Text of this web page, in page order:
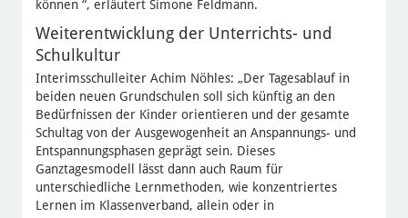
können “, erläutert Simone Feldmann.
Weiterentwicklung der Unterrichts- und
Schulkultur
Interimsschulleiter Achim Nöhles: „Der Tagesablauf in
beiden neuen Grundschulen soll sich künftig an den
Bedürfnissen der Kinder orientieren und der gesamte
Schultag von der Ausgewogenheit an Anspannungs- und
Entspannungsphasen geprägt sein. Dieses
Ganztagesmodell lässt dann auch Raum für
unterschiedliche Lernmethoden, wie konzentriertes
Lernen im Klassenverband, allein oder in